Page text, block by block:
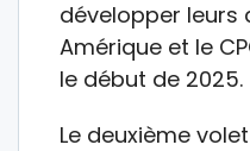
développer leurs
Amérique et le
le début de 2025.
Le deuxième